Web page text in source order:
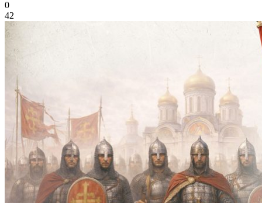
0
42